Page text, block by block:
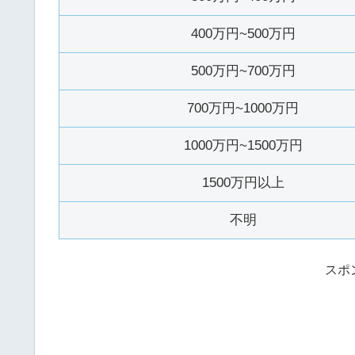
400万円~500万円
500万円~700万円
700万円~1000万円
1000万円~1500万円
1500万円以上
不明
スポ